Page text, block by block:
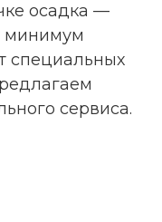
осадка —
минимум
специальных
сервиса.